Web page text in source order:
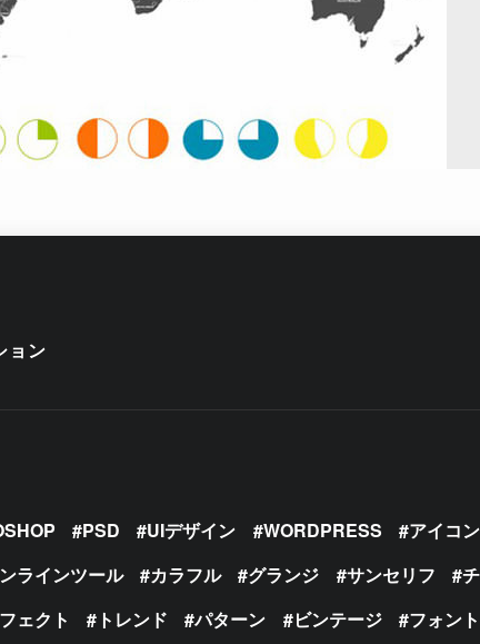
ョン
PSD UIデザイン WORDPRESS アイコン
ラインツール カラフル グランジ サンセリフ
ェクト トレンド パターン ビンテージ フォント